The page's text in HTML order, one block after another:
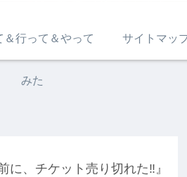
＆行って＆やって
みた
サイトマッ
、チケット売り切れた‼』